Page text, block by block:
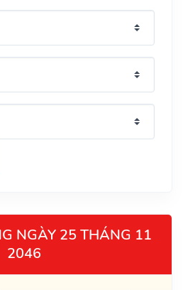
NGÀY 25 THÁNG 11
2046